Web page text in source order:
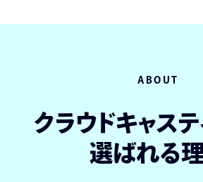
ABOUT
クラウドキャス
選ばれる